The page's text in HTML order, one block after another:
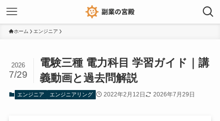
ホーム エンジニア
電験三種 電力科目 学習ガイド｜講
義動画と過去問解説
2026
7/29
エンジニア エンジニアリング 2022年2月12日 2026年7月29日